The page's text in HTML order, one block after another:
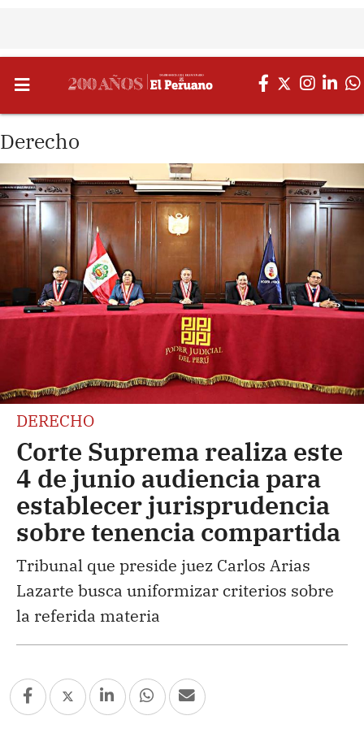
Derecho
DERECHO
Corte Suprema realiza este
4 de junio audiencia para
establecer jurisprudencia
sobre tenencia compartida
Tribunal que preside juez Carlos Arias
Lazarte busca uniformizar criterios sobre
la referida materia